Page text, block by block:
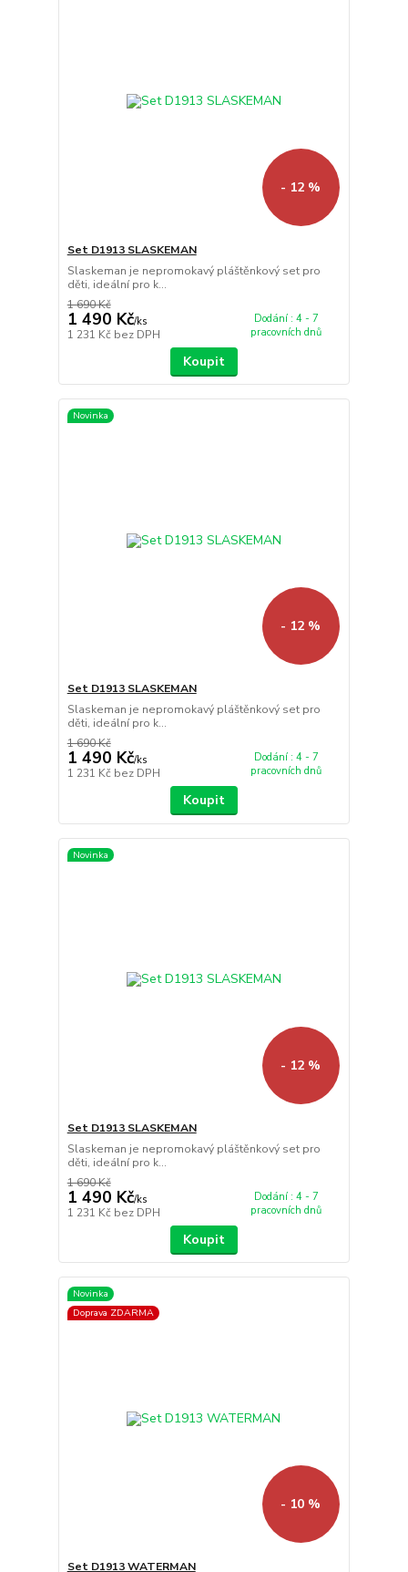
- 12 %
Set D1913 SLASKEMAN
Slaskeman je nepromokavý pláštěnkový set pro
děti, ideální pro k...
1 690 Kč
1 490 Kč/ks
1 231 Kč bez DPH
Dodání : 4 - 7
pracovních dnů
Koupit
Novinka
- 12 %
Set D1913 SLASKEMAN
Slaskeman je nepromokavý pláštěnkový set pro
děti, ideální pro k...
1 690 Kč
1 490 Kč/ks
1 231 Kč bez DPH
Dodání : 4 - 7
pracovních dnů
Koupit
Novinka
- 12 %
Set D1913 SLASKEMAN
Slaskeman je nepromokavý pláštěnkový set pro
děti, ideální pro k...
1 690 Kč
1 490 Kč/ks
1 231 Kč bez DPH
Dodání : 4 - 7
pracovních dnů
Koupit
Novinka
Doprava ZDARMA
- 10 %
Set D1913 WATERMAN